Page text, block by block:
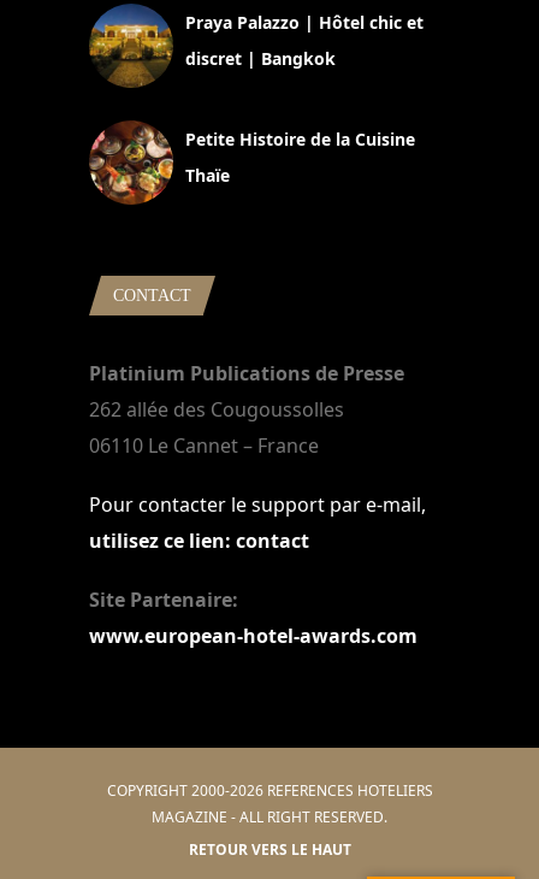
Praya Palazzo | Hôtel chic et
discret | Bangkok
Petite Histoire de la Cuisine
Thaïe
CONTACT
Platinium Publications de Presse
262 allée des Cougoussolles
06110 Le Cannet – France
Pour contacter le support par e-mail,
utilisez ce lien: contact
Site Partenaire:
www.european-hotel-awards.com
COPYRIGHT 2000-2026 REFERENCES HOTELIERS
MAGAZINE - ALL RIGHT RESERVED.
RETOUR VERS LE HAUT